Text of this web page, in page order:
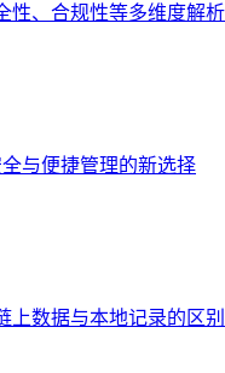
性、合规性等多维度解析
与便捷管理的新选择
上数据与本地记录的区别